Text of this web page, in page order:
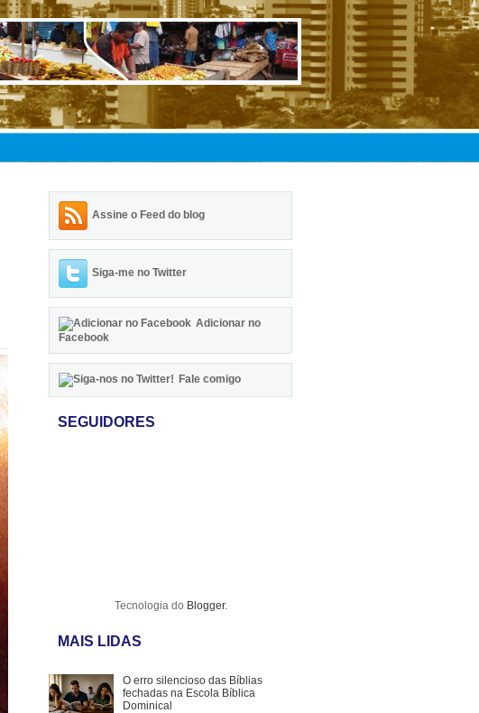
Assine o Feed do blog
Siga-me no Twitter
Adicionar no
Facebook
Fale comigo
SEGUIDORES
Tecnologia do Blogger.
MAIS LIDAS
O erro silencioso das Bíblias
fechadas na Escola Bíblica
Dominical